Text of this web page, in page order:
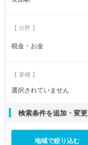
【 分野 】
税金・お金
【 業種 】
選択されていません
検索条件を追加・変更
地域で絞り込む